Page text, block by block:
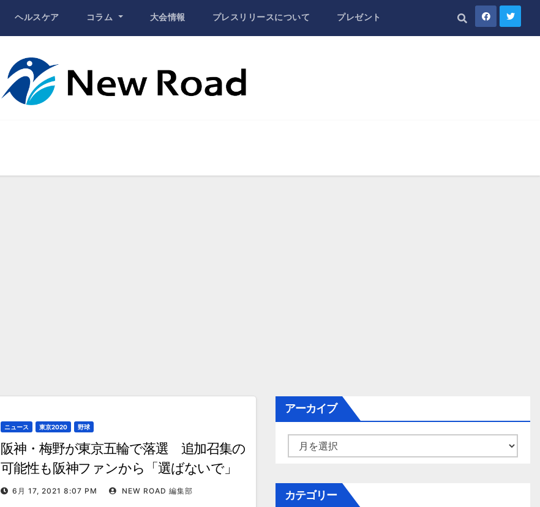
ヘルスケア コラム 大会情報 プレスリリースについて プレゼント
ニュース 東京2020 野球
阪神・梅野が東京五輪で落選 追加召集の
可能性も阪神ファンから「選ばないで」
の声が
6月 17, 2021 8:07 PM NEW ROAD 編集部
アーカイブ
ー
イ
ブ
カテゴリー